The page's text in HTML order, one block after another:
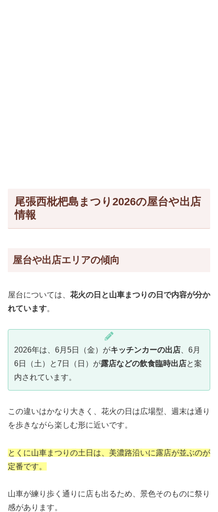
尾張西枇杷島まつり2026の屋台や出店
情報
屋台や出店エリアの傾向
屋台については、 花火の日と山車まつりの日で内容が分か
れています。
2026年は、6月5日（金）がキッチンカーの出店 、6月
6日（土）と7日（日）が露店などの飲食臨時出店と案
内されています。
この違いはかなり大きく、花火の日は広場型、週末は通り
を歩きながら楽しむ形に近いです。
とくに山車まつりの土日は、美濃路沿いに露店が並ぶのが
定番です。
山車が練り歩く通りに店も出るため、景色そのものに祭り
感があります。